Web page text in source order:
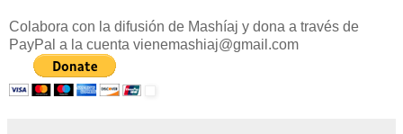
Colabora con la difusión de Mashíaj y dona a través de
PayPal a la cuenta vienemashiaj@gmail.com